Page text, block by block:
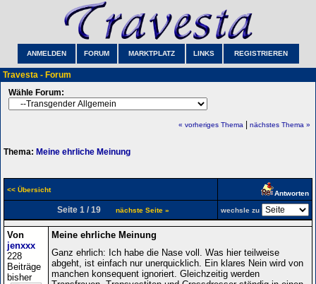
ANMELDEN FORUM MARKTPLATZ LINKS REGISTRIEREN
Travesta - Forum
Wähle Forum:
« vorheriges Thema nächstes Thema »
Thema: Meine ehrliche Meinung
<< Übersicht Antworten
Seite 1 / 19 nächste Seite » wechsle zu
Von
jenxxx
228
Beiträge
bisher
Meine ehrliche Meinung
Ganz ehrlich: Ich habe die Nase voll. Was hier teilweise
abgeht, ist einfach nur unerquicklich. Ein klares Nein wird von
manchen konsequent ignoriert. Gleichzeitig werden